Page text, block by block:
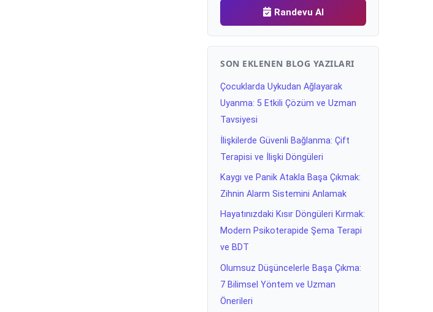
Randevu Al
SON EKLENEN BLOG YAZILARI
Çocuklarda Uykudan Ağlayarak
Uyanma: 5 Etkili Çözüm ve Uzman
Tavsiyesi
İlişkilerde Güvenli Bağlanma: Çift
Terapisi ve İlişki Döngüleri
Kaygı ve Panik Atakla Başa Çıkmak:
Zihnin Alarm Sistemini Anlamak
Hayatınızdaki Kısır Döngüleri Kırmak:
Modern Psikoterapide Şema Terapi
ve BDT
Olumsuz Düşüncelerle Başa Çıkma:
7 Bilimsel Yöntem ve Uzman
Önerileri